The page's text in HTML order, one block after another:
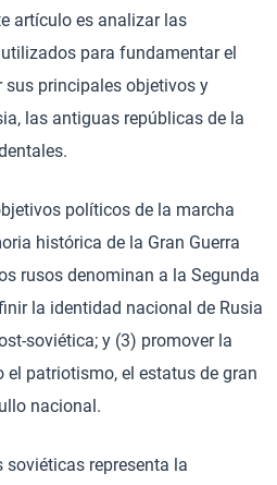
artículo es analizar las
para fundamentar el
sus principales objetivos y
las antiguas repúblicas de la
políticos de la marcha
histórica de la Gran Guerra
rusos denominan a la Segunda
la identidad nacional de Rusia
soviética; y (3) promover la
patriotismo, el estatus de gran
nacional.
representa la